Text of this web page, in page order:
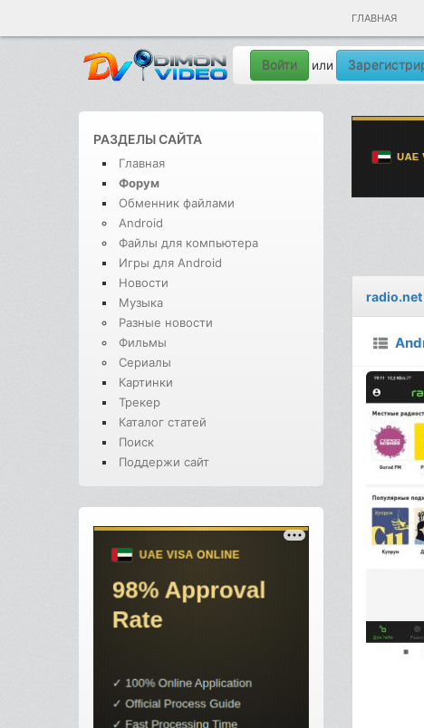
ГЛАВНАЯ
Войти или
РАЗДЕЛЫ САЙТА
Главная
Форум
Обменник файлами
Android
Файлы для компьютера
Игры для Android
Новости
Музыка
Разные новости
Фильмы
Сериалы
Картинки
Трекер
Каталог статей
Поиск
Поддержи сайт
radio.net